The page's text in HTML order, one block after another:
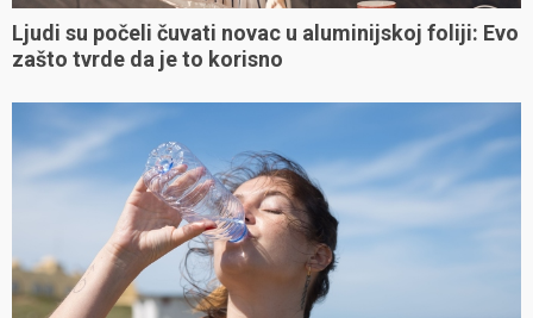
Ljudi su počeli čuvati novac u aluminijskoj foliji: Evo
zašto tvrde da je to korisno